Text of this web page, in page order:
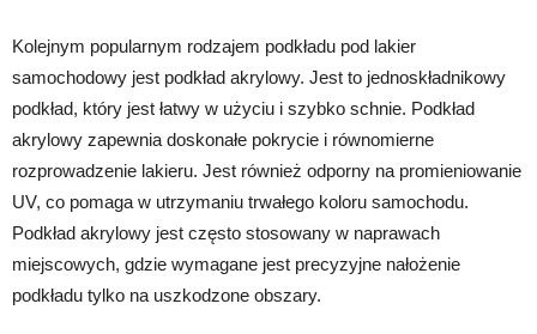
Kolejnym popularnym rodzajem podkładu pod lakier
samochodowy jest podkład akrylowy. Jest to jednoskładnikowy
podkład, który jest łatwy w użyciu i szybko schnie. Podkład
akrylowy zapewnia doskonałe pokrycie i równomierne
rozprowadzenie lakieru. Jest również odporny na promieniowanie
UV, co pomaga w utrzymaniu trwałego koloru samochodu.
Podkład akrylowy jest często stosowany w naprawach
miejscowych, gdzie wymagane jest precyzyjne nałożenie
podkładu tylko na uszkodzone obszary.